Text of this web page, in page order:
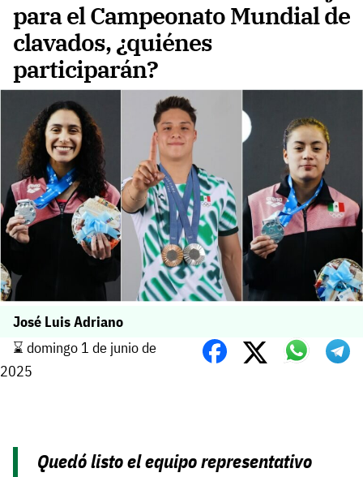
para el Campeonato Mundial de
clavados, ¿quiénes
participarán?
José Luis Adriano
⌛️ domingo 1 de junio de
2025
Quedó listo el equipo representativo